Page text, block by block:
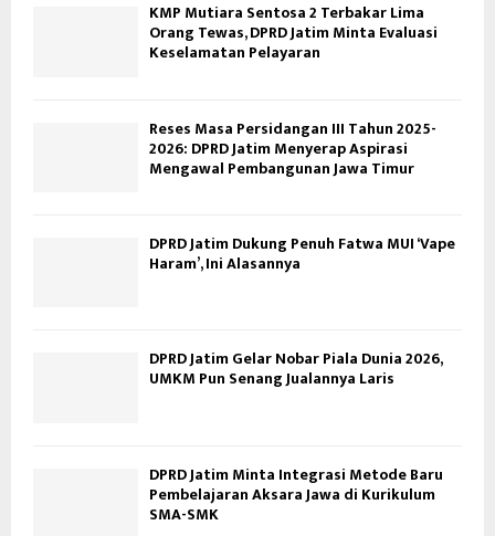
KMP Mutiara Sentosa 2 Terbakar Lima
Orang Tewas, DPRD Jatim Minta Evaluasi
Keselamatan Pelayaran
Reses Masa Persidangan III Tahun 2025-
2026: DPRD Jatim Menyerap Aspirasi
Mengawal Pembangunan Jawa Timur
DPRD Jatim Dukung Penuh Fatwa MUI ‘Vape
Haram’, Ini Alasannya
DPRD Jatim Gelar Nobar Piala Dunia 2026,
UMKM Pun Senang Jualannya Laris
DPRD Jatim Minta Integrasi Metode Baru
Pembelajaran Aksara Jawa di Kurikulum
SMA-SMK